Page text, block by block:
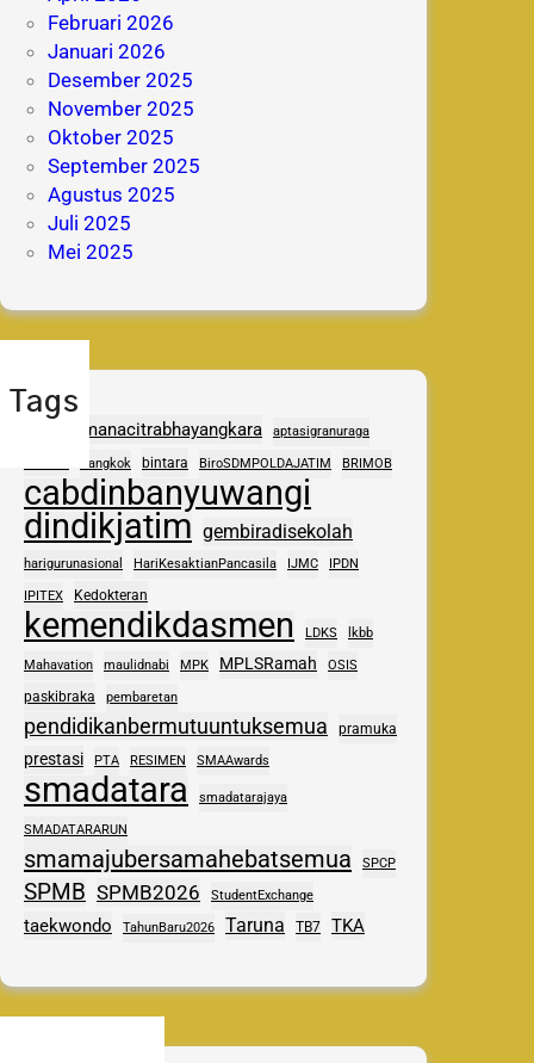
Februari 2026
Januari 2026
Desember 2025
November 2025
Oktober 2025
September 2025
Agustus 2025
Juli 2025
Mei 2025
Tags
adhipramanacitrabhayangkara aptasigranuraga
Bangkok bintara BiroSDMPOLDAJATIM BRIMOB
cabdinbanyuwangi
dindikjatim gembiradisekolah
harigurunasional HariKesaktianPancasila IJMC IPDN
IPITEX Kedokteran
kemendikdasmen LDKS lkbb
Mahavation maulidnabi MPK MPLSRamah OSIS
paskibraka pembaretan
pendidikanbermutuuntuksemua pramuka
prestasi PTA RESIMEN SMAAwards
smadatara smadatarajaya
SMADATARARUN
smamajubersamahebatsemua SPCP
SPMB SPMB2026 StudentExchange
taekwondo TahunBaru2026 Taruna TB7 TKA